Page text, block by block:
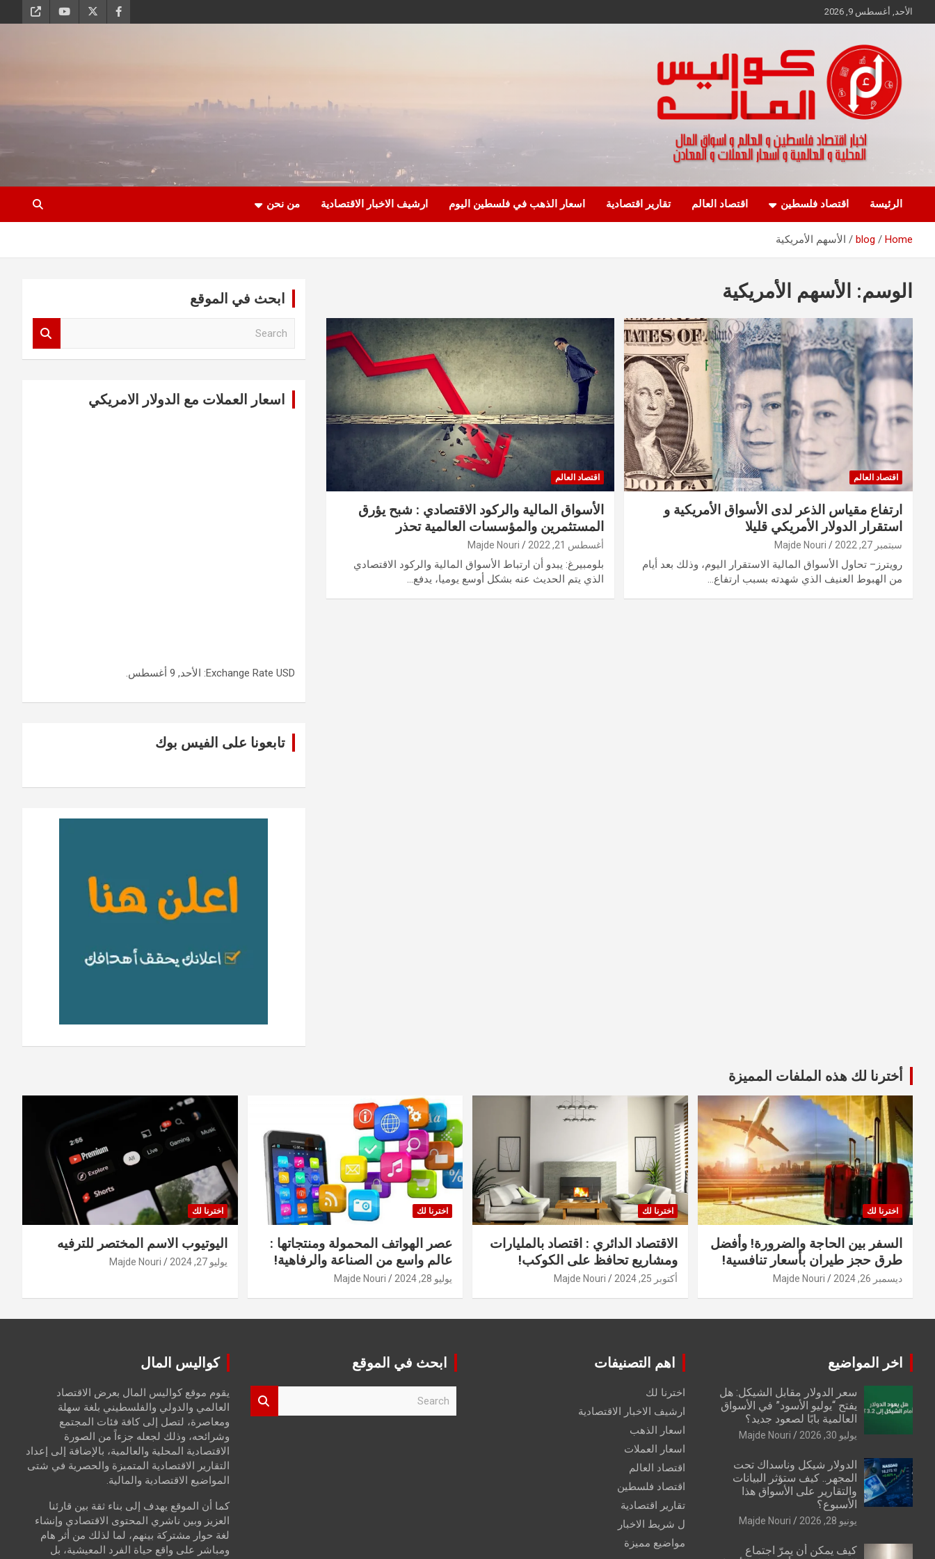
to
الأحد, أغسطس 9, 2026
كواليس المال
الرئيسة اقتصاد فلسطين اقتصاد العالم تقارير اقتصادية اسعار الذهب في فلسطين اليوم ارشيف الاخبار الاقتصادية من نحن
Home
blog الأسهم الأمريكية
الوسم: الأسهم الأمريكية
اقتصاد العالم
ارتفاع مقياس الذعر لدى الأسواق الأمريكية و
استقرار الدولار الأمريكي قليلا
سبتمبر 27, 2022 Majde Nouri
رويترز– تحاول الأسواق المالية الاستقرار اليوم، وذلك بعد أيام
من الهبوط العنيف الذي شهدته بسبب ارتفاع…
اقتصاد العالم
الأسواق المالية والركود الاقتصادي : شبح يؤرق
المستثمرين والمؤسسات العالمية تحذر
أغسطس 21, 2022 Majde Nouri
بلومبيرغ: يبدو أن ارتباط الأسواق المالية والركود الاقتصادي
الذي يتم الحديث عنه بشكل أوسع يوميا، يدفع…
ابحث في الموقع
اسعار العملات مع الدولار الامريكي
Exchange Rate USD : الأحد, 9 أغسطس.
تابعونا على الفيس بوك
أخترنا لك هذه الملفات المميزة
اخترنا لك
السفر بين الحاجة والضرورة! وأفضل
طرق حجز طيران بأسعار تنافسية!
ديسمبر 26, 2024 Majde Nouri
اخترنا لك
الاقتصاد الدائري : اقتصاد بالمليارات
ومشاريع تحافظ على الكوكب!
أكتوبر 25, 2024 Majde Nouri
اخترنا لك
عصر الهواتف المحمولة ومنتجاتها :
عالم واسع من الصناعة والرفاهية!
يوليو 28, 2024 Majde Nouri
اخترنا لك
اليوتيوب الاسم المختصر للترفيه
يوليو 27, 2024 Majde Nouri
اخر المواضيع
سعر الدولار مقابل الشيكل: هل
يفتح “يوليو الأسود” في الأسواق
العالمية بابًا لصعود جديد؟
يوليو 30, 2026 Majde Nouri
الدولار شيكل وناسداك تحت
المجهر.. كيف ستؤثر البيانات
والتقارير على الأسواق هذا
الأسبوع؟
يونيو 28, 2026 Majde Nouri
كيف يمكن أن يمرّ اجتماع
اهم التصنيفات
اخترنا لك
ارشيف الاخبار الاقتصادية
اسعار الذهب
اسعار العملات
اقتصاد العالم
اقتصاد فلسطين
تقارير اقتصادية
ل شريط الاخبار
مواضيع مميزة
ابحث في الموقع كواليس المال
يقوم موقع كواليس المال بعرض الاقتصاد
العالمي والدولي والفلسطيني بلغة سهلة
ومعاصرة، لتصل إلى كافة فئات المجتمع
وشرائحه، وذلك لجعله جزءاً من الصورة
الاقتصادية المحلية والعالمية، بالإضافة إلى إعداد
التقارير الاقتصادية المتميزة والحصرية في شتى
المواضيع الاقتصادية والمالية.
كما أن الموقع يهدف إلى بناء ثقة بين قارئنا
العزيز وبين ناشري المحتوى الاقتصادي وإنشاء
لغة حوار مشتركة بينهم، لما لذلك من أثر هام
ومباشر على واقع حياة الفرد المعيشية، بل